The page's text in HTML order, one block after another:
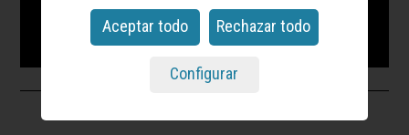
Aceptar todo Rechazar todo
Configurar